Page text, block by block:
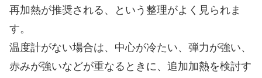
再加熱が推奨される、という整理がよく見られま
す。
温度計がない場合は、中心が冷たい、弾力が強い、
赤みが強いなどが重なるときに、追加加熱を検討す